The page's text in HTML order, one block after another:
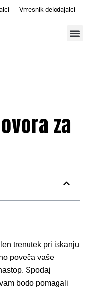
Vmesnik delodajalci
za
trenutek pri iskanju
poveča vaše
Spodaj
bodo pomagali